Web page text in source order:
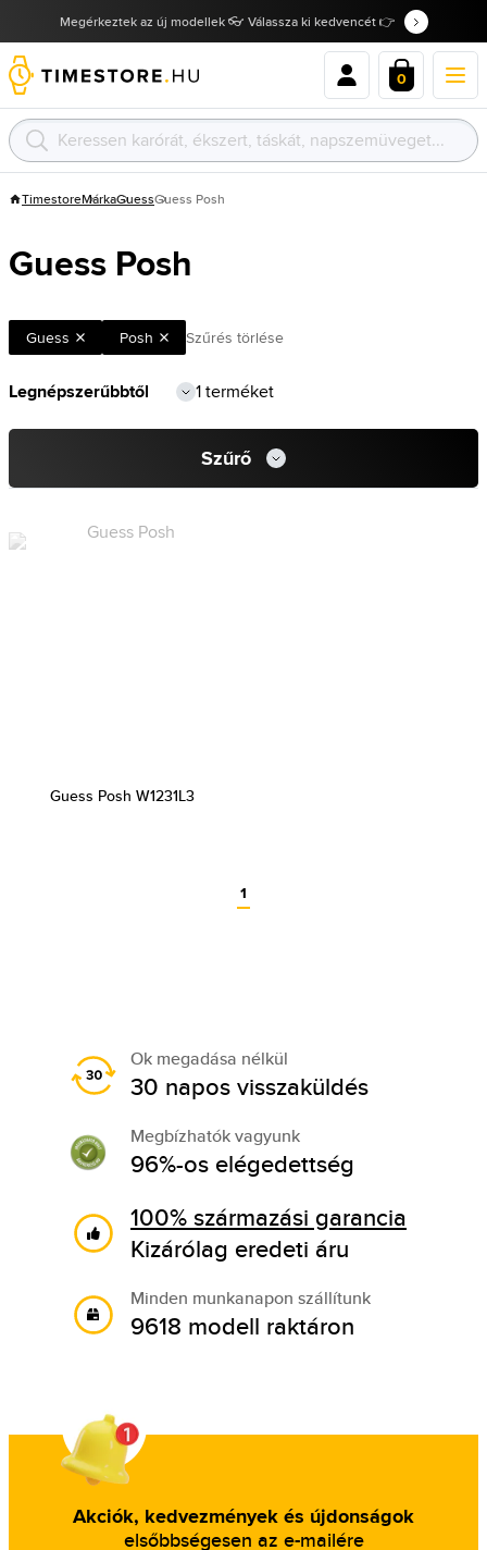
Megérkeztek az új modellek 👓 Válassza ki kedvencét 👉
0
TimestoreMárkaGuessGuess Posh
Guess Posh
Guess Posh Szűrés törlése
1 terméket
Szűrő
Guess Posh W1231L3
1
Ok megadása nélkül
30 napos visszaküldés
Megbízhatók vagyunk
96%-os elégedettség
100% származási garancia
Kizárólag eredeti áru
Minden munkanapon szállítunk
9618 modell raktáron
Akciók, kedvezmények és újdonságok
elsőbbségesen az e-mailére